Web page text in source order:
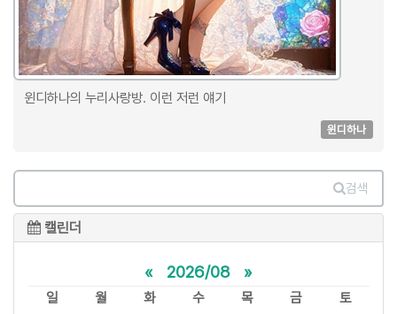
윈디하나의 누리사랑방. 이런 저런 얘기
윈디하나
검색
캘린더
« 2026/08 »
일 월 화 수 목 금
토